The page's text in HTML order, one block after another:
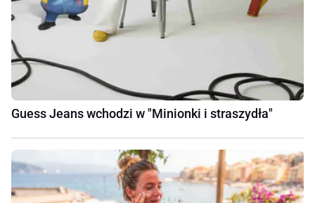
Guess Jeans wchodzi w "Minionki i straszydła"